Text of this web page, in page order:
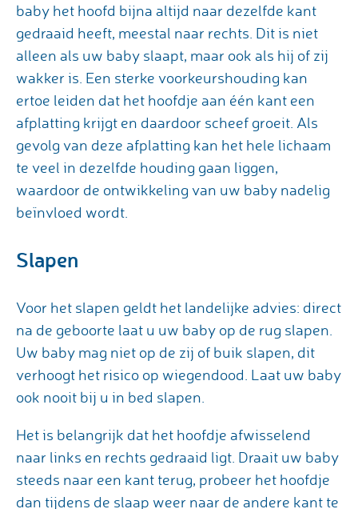
baby het hoofd bijna altijd naar dezelfde kant
gedraaid heeft, meestal naar rechts. Dit is niet
alleen als uw baby slaapt, maar ook als hij of zij
wakker is. Een sterke voorkeurshouding kan
ertoe leiden dat het hoofdje aan één kant een
afplatting krijgt en daardoor scheef groeit. Als
gevolg van deze afplatting kan het hele lichaam
te veel in dezelfde houding gaan liggen,
waardoor de ontwikkeling van uw baby nadelig
beïnvloed wordt.
Slapen
Voor het slapen geldt het landelijke advies: direct
na de geboorte laat u uw baby op de rug slapen.
Uw baby mag niet op de zij of buik slapen, dit
verhoogt het risico op wiegendood. Laat uw baby
ook nooit bij u in bed slapen.
Het is belangrijk dat het hoofdje afwisselend
naar links en rechts gedraaid ligt. Draait uw baby
steeds naar een kant terug, probeer het hoofdje
dan tijdens de slaap weer naar de andere kant te